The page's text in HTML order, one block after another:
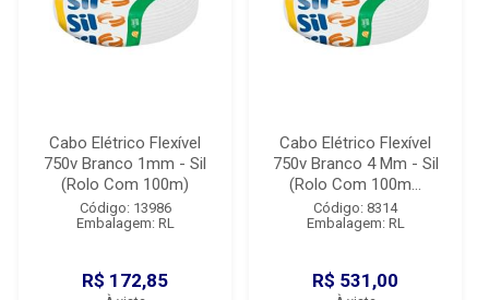
Cabo Elétrico Flexível
750v Branco 1mm - Sil
(Rolo Com 100m)
Código: 13986
Embalagem: RL
R$ 172,85
Cabo Elétrico Flexível
750v Branco 4 Mm - Sil
(Rolo Com 100m...
Código: 8314
Embalagem: RL
R$ 531,00